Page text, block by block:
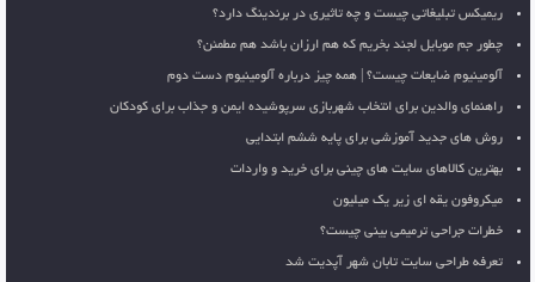
ریمیکس تبلیغاتی چیست و چه تاثیری در برندینگ دارد؟
چطور جم موبایل لجند بخریم که هم ارزان باشد هم مطمئن؟
آلومینیوم ضایعات چیست؟ | همه چیز درباره آلومینیوم دست دوم
راهنمای والدین برای انتخاب شهربازی سرپوشیده ایمن و جذاب برای کودکان
روش های جدید آموزشی برای پایه ششم ابتدایی
بهترین کالاهای سایت های چینی برای خرید و واردات
میکروفون یقه ای زیر یک میلیون
خطرات جراحی ترمیمی بینی چیست؟
تعرفه طراحی سایت تابان شهر آپدیت شد